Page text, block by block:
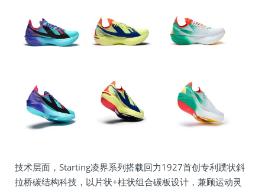
技术层面，Starting凌界系列搭载回力1927首创专利蹼状斜
拉桥碳结构科技，以片状+柱状组合碳板设计，兼顾运动灵